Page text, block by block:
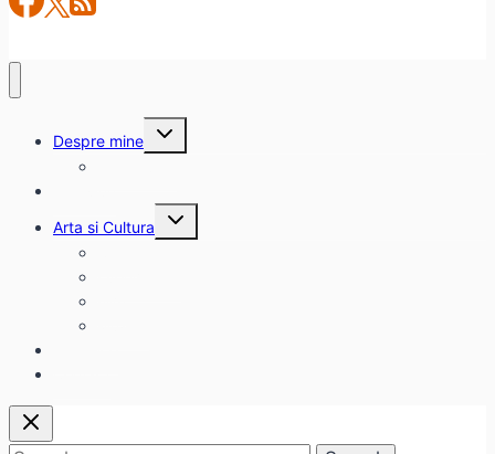
Despre mine
Toggle
Arta si Cultura
Toggle